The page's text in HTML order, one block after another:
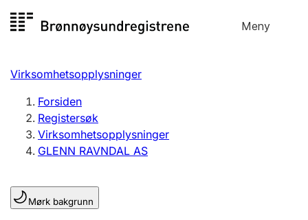
til
Meny
Registersøk
Aksjeselskap
Enkeltpersonforetak
Registrere, endre, slette
Lag og forening
Virksomhetsopplysninger
Forsiden
Registersøk
Virksomhetsopplysninger
GLENN RAVNDAL AS
Mørk bakgrunn